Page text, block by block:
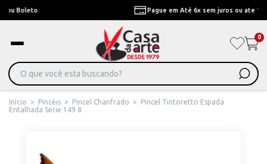
Pague em Até 6x sem juros ou ate 12x com juros
0
Início > Pincéis > Pincel Chanfrado >
Pincel Tintoretto Espada
Entalhada Serie 149 8